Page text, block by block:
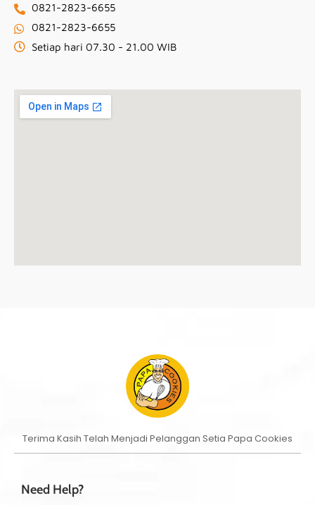
0821-2823-6655
0821-2823-6655
Setiap hari 07.30 - 21.00 WIB
Need Help?
Terima Kasih Telah Menjadi Pelanggan Setia Papa Cookies